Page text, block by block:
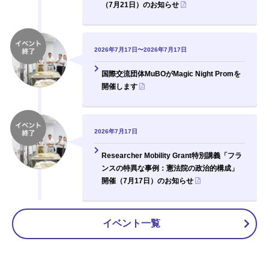
（7月21日）のお知らせ
2026年7月17日〜2026年7月17日
国際交流団体MuBOがMagic Night Promを
開催します
2026年7月17日
Researcher Mobility Grant特別講義「フラ
ンスの特異な事例：憲法院の政治的構成」
開催（7月17日）のお知らせ
イベント一覧